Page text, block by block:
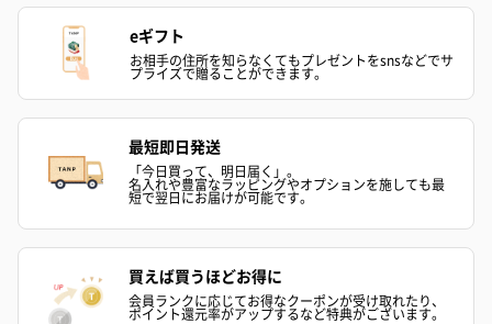
eギフト
お相手の住所を知らなくてもプレゼントをsnsなどでサ
プライズで贈ることができます。
最短即日発送
「今日買って、明日届く」。
名入れや豊富なラッピングやオプションを施しても最
短で翌日にお届けが可能です。
買えば買うほどお得に
会員ランクに応じてお得なクーポンが受け取れたり、
ポイント還元率がアップするなど特典がございます。